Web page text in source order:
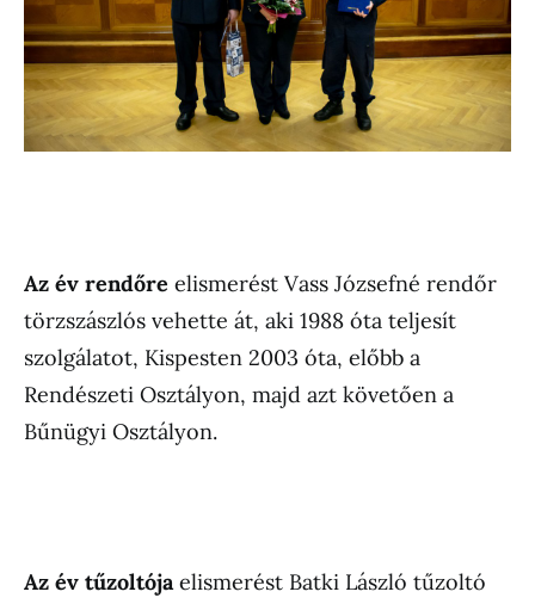
Az év rendőre elismerést Vass Józsefné rendőr
törzszászlós vehette át, aki 1988 óta teljesít
szolgálatot, Kispesten 2003 óta, előbb a
Rendészeti Osztályon, majd azt követően a
Bűnügyi Osztályon.
Az év tűzoltójaelismerést Batki László tűzoltó